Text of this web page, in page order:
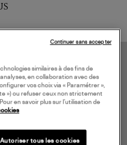
similaires à des fins de
en collaboration avec des
vos choix via « Paramétrer »,
») ou refuser ceux non strictement
en savoir plus sur l’utilisation de
Autoriser tous les cookies
Continuer sans accepter